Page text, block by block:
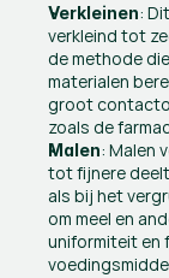
Verkleinen:
verkleind tot
de methode
materialen
groot
zoals de
Malen: Malen
tot fijnere
als bij het
om meel en
uniformiteit en